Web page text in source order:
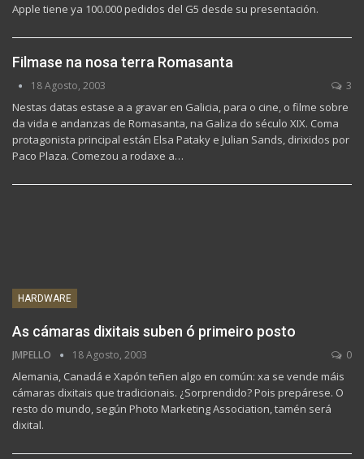
Apple tiene ya 100.000 pedidos del G5 desde su presentación.
Filmase na nosa terra Romasanta
18 Agosto, 2003 3
Nestas datas estase a a gravar en Galicia, para o cine, o filme sobre
da vida e andanzas de Romasanta, na Galiza do século XIX. Coma
protagonista principal están Elsa Pataky e Julian Sands, dirixidos por
Paco Plaza. Comezou a rodaxe a…
HARDWARE
As cámaras dixitais suben ó primeiro posto
JMPELLO 18 Agosto, 2003 0
Alemania, Canadá e Xapón teñen algo en común: xa se vende máis
cámaras dixitais que tradicionais. ¿Sorprendido? Pois prepárese. O
resto do mundo, según Photo Marketing Association, tamén será
dixital.